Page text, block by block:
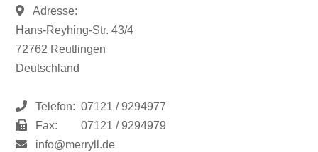
Adresse:
Hans-Reyhing-Str. 43/4
72762 Reutlingen
Deutschland
Telefon: 07121 / 9294977
Fax:
07121 / 9294979
info@merryll.de